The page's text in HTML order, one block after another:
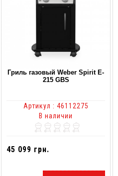
Гриль газовый Weber Spirit E-
215 GBS
Артикул : 46112275
В наличии
45 099 грн.